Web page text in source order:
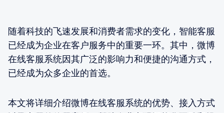
随着科技的飞速发展和消费者需求的变化，智能客服
已经成为企业在客户服务中的重要一环。其中，微博
在线客服系统因其广泛的影响力和便捷的沟通方式，
已经成为众多企业的首选。
本文将详细介绍微博在线客服系统的优势、接入方式